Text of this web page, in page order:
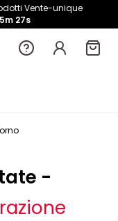
Vente-unique
27s
-